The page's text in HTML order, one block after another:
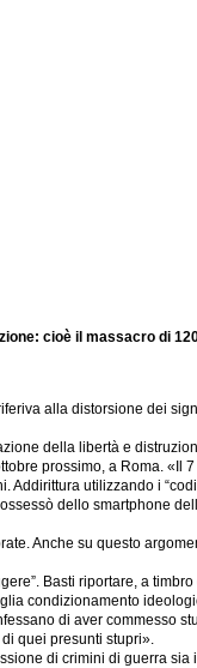
cioè il massacro di
alla distorsione dei
della libertà e
prossimo, a Roma. «Il
utilizzando i
dello smartphone
Anche su questo
Basti riportare, a
condizionamento
di aver commesso
quei presunti stupri».
di crimini di guerra sia